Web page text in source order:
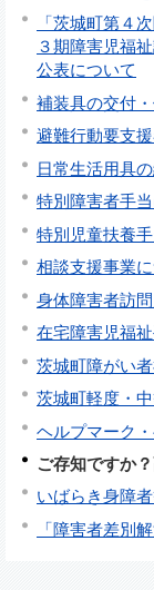
「茨城町第４
３期障害児福
公表について
補装具の交付
避難行動要支
日常生活用具
特別障害者手
特別児童扶養
相談支援事業
身体障害者訪
在宅障害児福
茨城町障がい
茨城町軽度・
ヘルプマーク
ご存知ですか
いばらき身障
「障害者差別